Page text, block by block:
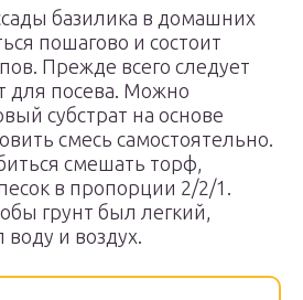
базилика в домашних
пошагово и состоит
Прежде всего следует
для посева. Можно
субстрат на основе
смесь самостоятельно.
смешать торф,
в пропорции 2/2/1.
грунт был легкий,
и воздух.